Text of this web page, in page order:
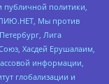
политики,
Мы против
Лига
Хасдей Ерушалаим,
информации,
глобализации и